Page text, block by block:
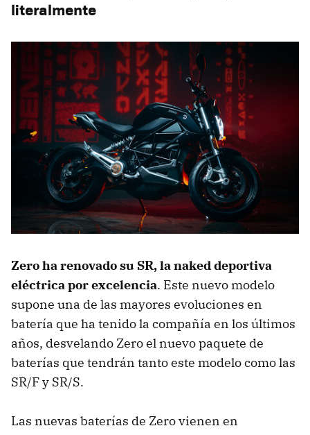
literalmente
Zero ha renovado su SR, la naked deportiva
eléctrica por excelencia. Este nuevo modelo
supone una de las mayores evoluciones en
batería que ha tenido la compañía en los últimos
años, desvelando Zero el nuevo paquete de
baterías que tendrán tanto este modelo como las
SR/F y SR/S.
Las nuevas baterías de Zero vienen en